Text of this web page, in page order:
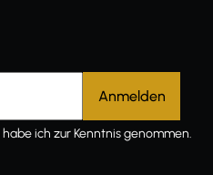
habe ich zur Kenntnis genommen.